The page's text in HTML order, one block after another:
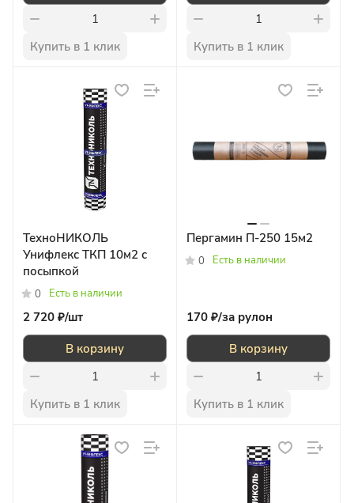
Купить в 1 клик Купить в 1 клик
ТехноНИКОЛЬ
Унифлекс ТКП 10м2 с
посыпкой
0 Есть в наличии
2 720 ₽/шт
В корзину
Купить в 1 клик
Пергамин П-250 15м2
0 Есть в наличии
170 ₽/за рулон
В корзину
Купить в 1 клик